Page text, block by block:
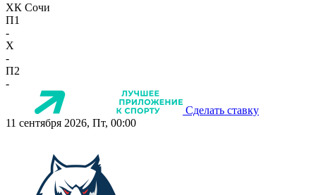
ХК Сочи
П1
-
X
-
П2
-
Сделать ставку
11 сентября 2026, Пт, 00:00